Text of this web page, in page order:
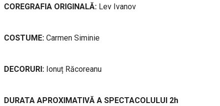
COREGRAFIA ORIGINALĂ: Lev Ivanov
COSTUME: Carmen Siminie
DECORURI: Ionuț Răcoreanu
DURATA APROXIMATIVĂ A SPECTACOLULUI 2h